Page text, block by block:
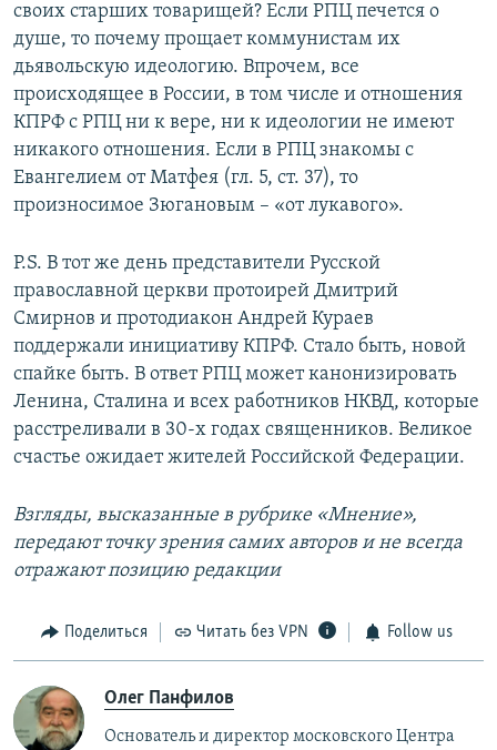
своих старших товарищей? Если РПЦ печется о
душе, то почему прощает коммунистам их
дьявольскую идеологию. Впрочем, все
происходящее в России, в том числе и отношения
КПРФ с РПЦ ни к вере, ни к идеологии не имеют
никакого отношения. Если в РПЦ знакомы с
Евангелием от Матфея (гл. 5, ст. 37), то
произносимое Зюгановым – «от лукавого».
P.S. В тот же день представители Русской
православной церкви протоирей Дмитрий
Смирнов и протодиакон Андрей Кураев
поддержали инициативу КПРФ. Стало быть, новой
спайке быть. В ответ РПЦ может канонизировать
Ленина, Сталина и всех работников НКВД, которые
расстреливали в 30-х годах священников. Великое
счастье ожидает жителей Российской Федерации.
Взгляды, высказанные в рубрике «Мнение»,
передают точку зрения самих авторов и не всегда
отражают позицию редакции
Поделиться Читать без VPN Follow us
Олег Панфилов
Основатель и директор московского Центра